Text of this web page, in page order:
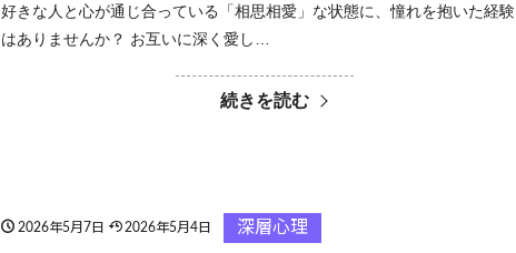
好きな人と心が通じ合っている「相思相愛」な状態に、憧れを抱いた経験
はありませんか？ お互いに深く愛し…
続きを読む
2026年5月7日 2026年5月4日 深層心理